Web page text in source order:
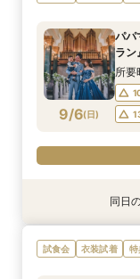
9/5(土)
9/5(土)
ト
9/5(土)
150
9/6(日)
パパ
ラン
所
衣装試着
【ド
特典あり
【少
ト
衣装試着
卒花
150
同日
試食会 衣装試着 特